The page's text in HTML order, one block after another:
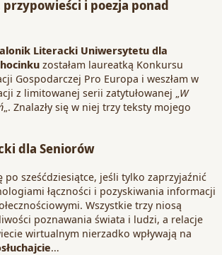
przypowieści i poezja ponad
Literacki Uniwersytetu dla
zostałam laureatką Konkursu
Gospodarczej Pro Europa i weszłam w
z limitowanej serii zatytułowanej „ W
„. Znalazły się w niej trzy teksty mojego
dla Seniorów
po sześćdziesiątce, jeśli tylko zaprzyjaźnić
łączności i pozyskiwania informacji
Wszystkie trzy niosą
poznawania świata i ludzi, a relacje
wirtualnym nierzadko wpływają na
…